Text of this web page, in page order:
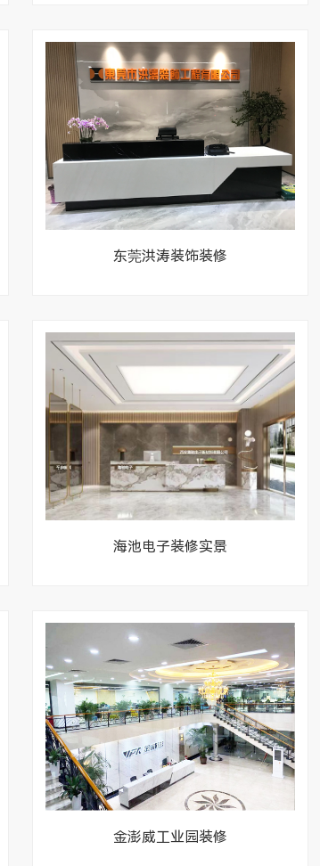
东莞洪涛装饰装修
海池电子装修实景
金澎威工业园装修